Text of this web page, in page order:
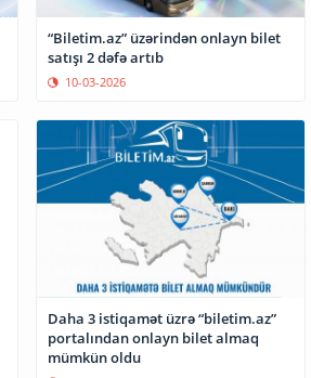
“Biletim.az” üzərindən onlayn bilet
satışı 2 dəfə artıb
10-03-2026
Daha 3 istiqamət üzrə “biletim.az”
portalından onlayn bilet almaq
mümkün oldu